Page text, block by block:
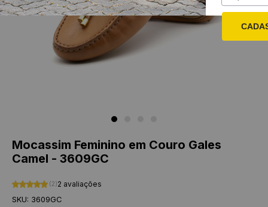
Mocassim Feminino em Couro Gales
Camel - 3609GC
(2)2 avaliações
SKU: 3609GC